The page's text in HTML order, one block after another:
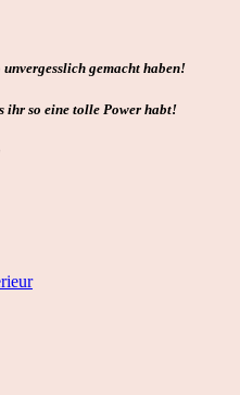
gemacht haben!
ihr so eine tolle Power habt!